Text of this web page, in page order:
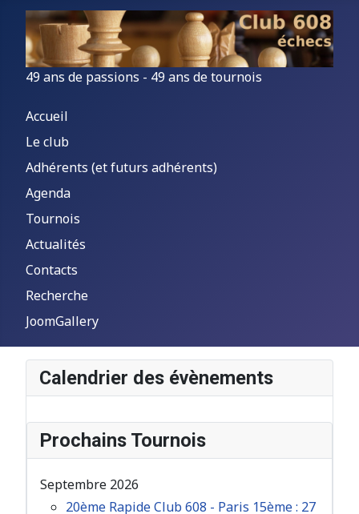
49 ans de passions - 49 ans de tournois
Accueil
Le club
Adhérents (et futurs adhérents)
Agenda
Tournois
Actualités
Contacts
Recherche
JoomGallery
Calendrier des évènements
Prochains Tournois
Septembre 2026
20ème Rapide Club 608 - Paris 15ème : 27